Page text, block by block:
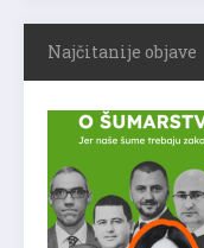
Najčitanije objave